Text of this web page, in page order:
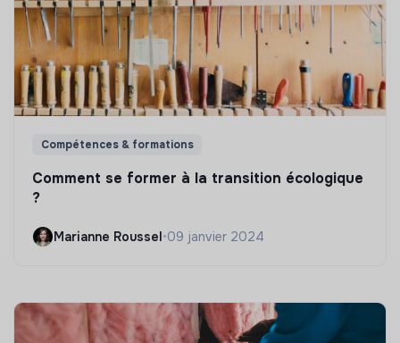
Compétences & formations
Comment se former à la transition écologique
?
Marianne Roussel•09 janvier 2024